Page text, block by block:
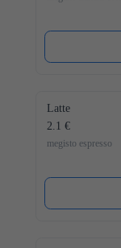
Latte
2.1 €
megisto espresso